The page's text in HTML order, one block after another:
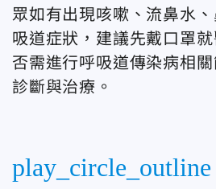
眾如有出現咳嗽、流鼻水
吸道症狀，建議先戴口罩
否需進行呼吸道傳染病相
診斷與治療。
play_circle_outline